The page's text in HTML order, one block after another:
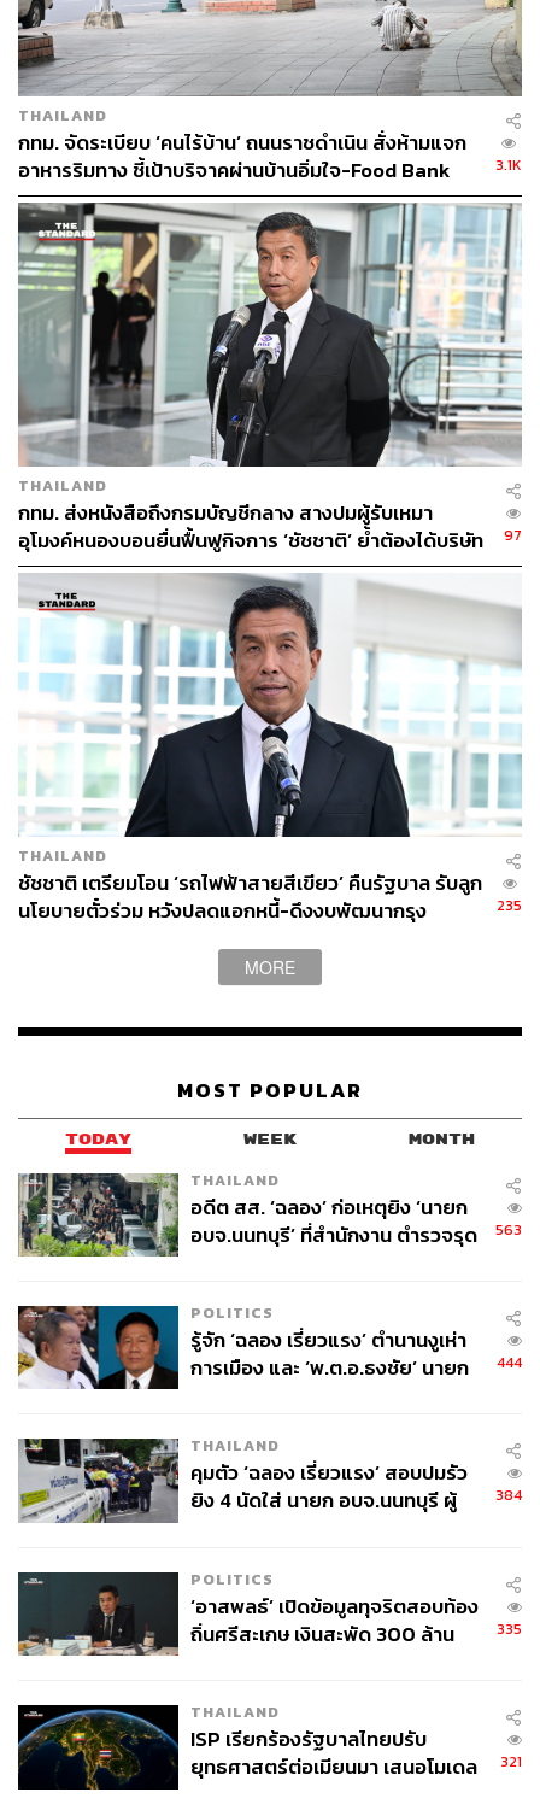
และประเด็นสุดท้าย ควรมีการถ่วงดุลอำนาจเมื่อเปรียบเทียบ
กับการเมืองระดับชาติ เห็นได้ว่าคณะกรรมการการเลือกตั้ง
เมื่อมีความเห็นว่ากระทำความผิดต้องส่งฟ้องศาลให้วินิจฉัย
แต่ พ.ร.บ.ถอดถอนท้องถิ่นกระบวนการจบที่ผู้กำกับ ไม่มีการ
ฟ้องศาลต่อ เช่น กทม. ถ้าพบว่ามีความผิด ผู้มีอำนาจ
ถอดถอนคือรัฐมนตรีว่าการกระทรวงมหาดไทย ถ้าเป็น
เทศบาลก็จะจบที่ชั้นผู้ว่าราชการจังหวัด สะท้อนให้เห็นว่าการ
วินิจฉัยไม่มีการถ่วงดุล
TAGS: ชัชชาติ สิทธิพันธุ์
ภาษีที่ดิน
สมาคมสันนิบาตเทศบาลแห่งประเทศไทย
55
ABOUT THE AUTHOR
THE STANDARD TEAM
กองบรรณาธิการ THE STANDARD
THAILAND
กทม. จัดระเบียบ ‘คนไร้บ้าน’ ถนนราชดำเนิน สั่งห้ามแจก
อาหารริมทาง ชี้เป้าบริจาคผ่านบ้านอิ่มใจ-Food Bank
3.1K
THAILAND
กทม. ส่งหนังสือถึงกรมบัญชีกลาง สางปมผู้รับเหมา
อุโมงค์หนองบอนยื่นฟื้นฟูกิจการ ‘ชัชชาติ’ ย้ำต้องได้บริษัท
มั่นคง เร่งแก้บิ๊กโปรเจกต์ดีเลย์
97
THAILAND
ชัชชาติ เตรียมโอน ‘รถไฟฟ้าสายสีเขียว’ คืนรัฐบาล รับลูก
นโยบายตั๋วร่วม หวังปลดแอกหนี้-ดึงงบพัฒนากรุง
235
MORE
MOST POPULAR
TODAY WEEK MONTH
THAILAND
อดีต สส. ‘ฉลอง’ ก่อเหตุยิง ‘นายก
อบจ.นนทบุรี’ ที่สำนักงาน ตำรวจรุด
563
POLITICS
รู้จัก ‘ฉลอง เรี่ยวแรง’ ตำนานงูเห่า
การเมือง และ ‘พ.ต.อ.ธงชัย’ นายก
444
THAILAND
คุมตัว ‘ฉลอง เรี่ยวแรง’ สอบปมรัว
ยิง 4 นัดใส่ นายก อบจ.นนทบุรี ผู้
384
POLITICS
‘อาสพลธ์’ เปิดข้อมูลทุจริตสอบท้อง
ถิ่นศรีสะเกษ เงินสะพัด 300 ล้าน
335
THAILAND
ISP เรียกร้องรัฐบาลไทยปรับ
ยุทธศาสตร์ต่อเมียนมา เสนอโมเดล
321